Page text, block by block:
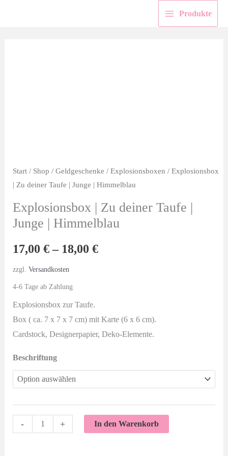
Produkte
Start/ Shop / Geldgeschenke / Explosionsboxen / Explosionsbox
| Zu deiner Taufe | Junge | Himmelblau
Explosionsbox | Zu deiner Taufe |
Junge | Himmelblau
17,00 €– 18,00 €
zzgl. Versandkosten
4-6 Tage ab Zahlung
Explosionsbox zur Taufe.
Box ( ca. 7 x 7 x 7 cm) mit Karte (6 x 6 cm).
Cardstock, Designerpapier, Deko-Elemente.
Beschriftung
-
Explosionsbox + In den Warenkorb